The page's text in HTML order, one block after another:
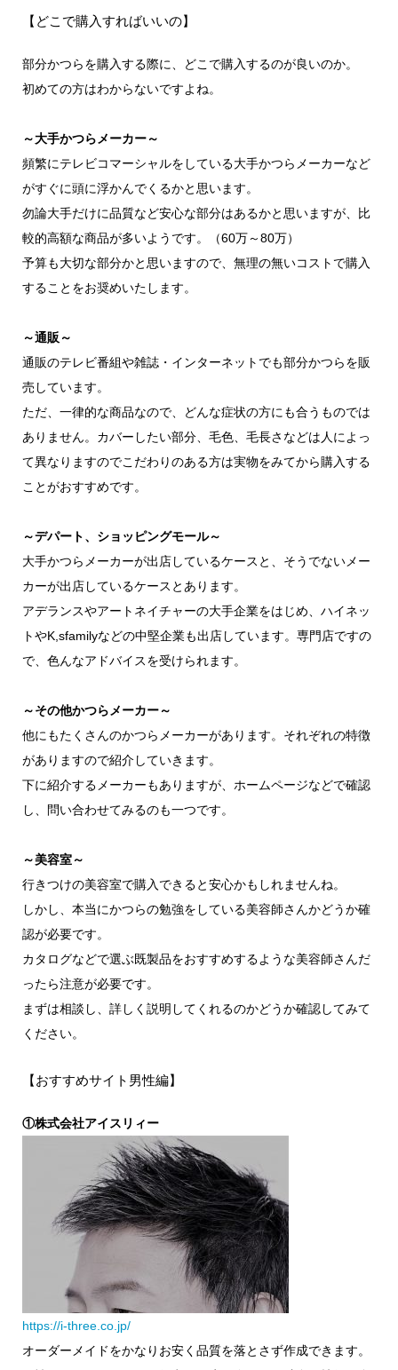
【どこで購入すればいいの】
部分かつらを購入する際に、どこで購入するのが良いのか。
初めての方はわからないですよね。
～大手かつらメーカー～
頻繁にテレビコマーシャルをしている大手かつらメーカーなど
がすぐに頭に浮かんでくるかと思います。
勿論大手だけに品質など安心な部分はあるかと思いますが、比
較的高額な商品が多いようです。（60万～80万）
予算も大切な部分かと思いますので、無理の無いコストで購入
することをお奨めいたします。
～通販～
通販のテレビ番組や雑誌・インターネットでも部分かつらを販
売しています。
ただ、一律的な商品なので、どんな症状の方にも合うものでは
ありません。カバーしたい部分、毛色、毛長さなどは人によっ
て異なりますのでこだわりのある方は実物をみてから購入する
ことがおすすめです。
～デパート、ショッピングモール～
大手かつらメーカーが出店しているケースと、そうでないメー
カーが出店しているケースとあります。
アデランスやアートネイチャーの大手企業をはじめ、ハイネッ
トやK,sfamilyなどの中堅企業も出店しています。専門店ですの
で、色んなアドバイスを受けられます。
～その他かつらメーカー～
他にもたくさんのかつらメーカーがあります。それぞれの特徴
がありますので紹介していきます。
下に紹介するメーカーもありますが、ホームページなどで確認
し、問い合わせてみるのも一つです。
～美容室～
行きつけの美容室で購入できると安心かもしれませんね。
しかし、本当にかつらの勉強をしている美容師さんかどうか確
認が必要です。
カタログなどで選ぶ既製品をおすすめするような美容師さんだ
ったら注意が必要です。
まずは相談し、詳しく説明してくれるのかどうか確認してみて
ください。
【おすすめサイト男性編】
①株式会社アイスリィー
https://i-three.co.jp/
オーダーメイドをかなりお安く品質を落とさず作成できます。